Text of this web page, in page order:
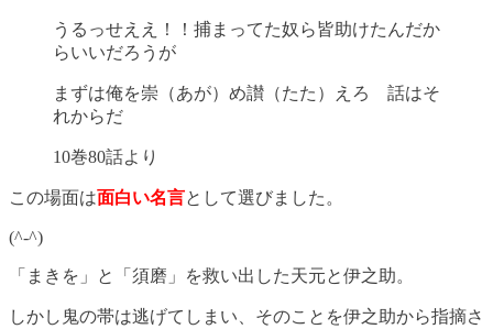
うるっせええ！！捕まってた奴ら皆助けたんだか
らいいだろうが
まずは俺を崇（あが）め讃（たた）えろ 話はそ
れからだ
10巻80話より
この場面は面白い名言として選びました。
(^-^)
「まきを」と「須磨」を救い出した天元と伊之助。
しかし鬼の帯は逃げてしまい、そのことを伊之助から指摘さ